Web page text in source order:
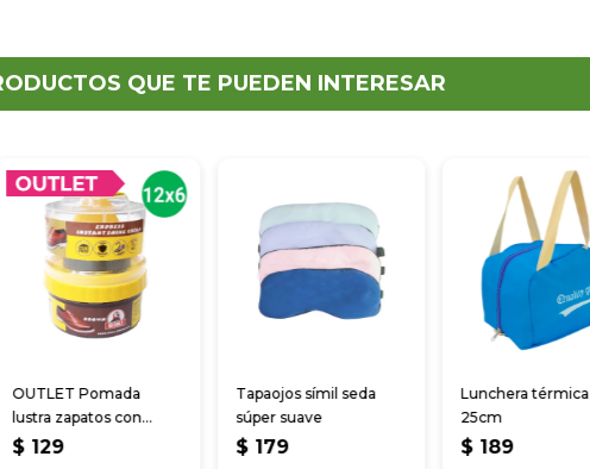
QUE TE PUEDEN INTERESAR
OUTLET Pomada
lustra zapatos con
cepillo 60 ml
$ 129
Tapaojos símil seda
súper suave
$ 179
Lunchera térmica
25cm
$ 189